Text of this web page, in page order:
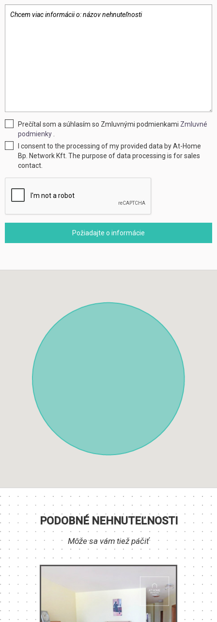
Prečítal som a súhlasím so Zmluvnými podmienkami Zmluvné
podmienky
I consent to the processing of my provided data by At-Home
Bp. Network Kft. The purpose of data processing is for sales
contact.
Požiadajte o informácie
PODOBNÉ NEHNUTEĽNOSTI
Môže sa vám tiež páčiť